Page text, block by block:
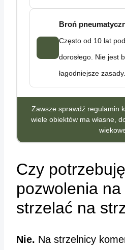
Broń
Często od 10 lat
dorosłego. Nie jest
łagodniejsze zasady.
Zawsze sprawdź regulamin
wiele obiektów ma własne,
Czy potrzebuję
pozwolenia
strzelać na
Nie. Na strzelnicy